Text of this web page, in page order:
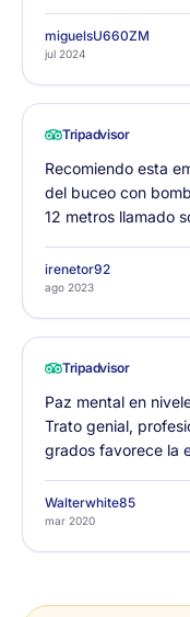
miguelsU660ZM
jul 2024
Tripadvisor
Recomiendo esta
del buceo con
12 metros llamado
irenetor92
ago 2023
Tripadvisor
Paz mental en
Trato genial,
grados favorece la
Walterwhite85
mar 2020